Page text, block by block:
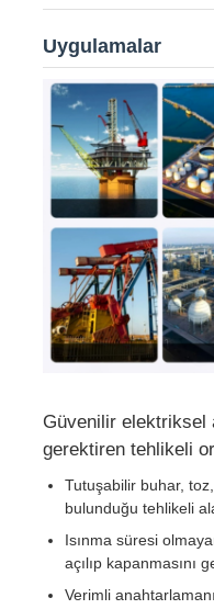
Ürünler
Hakkımızda
Fabrika turu
Kalite kontrol
Bize ulaşın
Patlama Korumalı
patlamaya dayanıklı
Uygulamalar
Güvenilir elektriksel
gerektiren tehlikeli
Tutuşabilir buhar, toz,
bulunduğu tehlikeli
Isınma süresi
açılıp kapanmasını
Verimli